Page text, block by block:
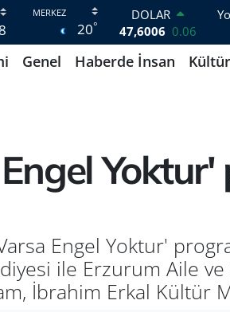
20°
DOLAR
47,6006 0.06
EURO
55,0250 0.02
13.799 70
BITCOIN
Genel Haberde İnsan
Yoktur'
Engel Yoktur'
ile Erzurum Aile
İbrahim Erkal Kültür